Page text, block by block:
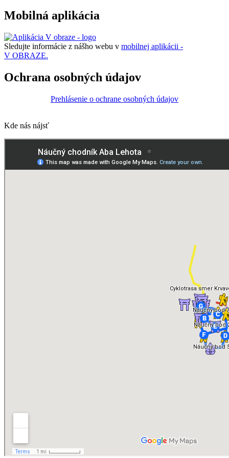
Mobilná aplikácia
Sledujte informácie z nášho webu v mobilnej aplikácii -
V OBRAZE.
Ochrana osobných údajov
Prehlásenie o ochrane osobných údajov
Kde nás nájsť